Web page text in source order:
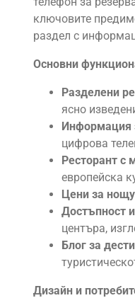
ключовите
раздел с
Основни
Разделени
ясно
Информация
цифрова
Ресторант с
европейска
Цени за
Достъпност
центъра,
Блог за
Дизайн и